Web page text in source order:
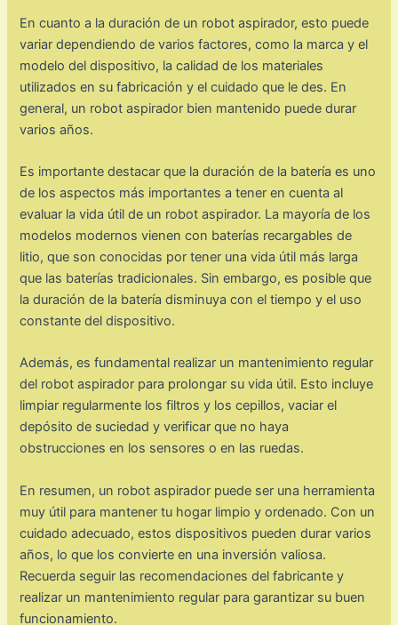
En cuanto a la duración de un robot aspirador, esto puede
variar dependiendo de varios factores, como la marca y el
modelo del dispositivo, la calidad de los materiales
utilizados en su fabricación y el cuidado que le des. En
general, un robot aspirador bien mantenido puede durar
varios años.
Es importante destacar que la duración de la batería es uno
de los aspectos más importantes a tener en cuenta al
evaluar la vida útil de un robot aspirador. La mayoría de los
modelos modernos vienen con baterías recargables de
litio, que son conocidas por tener una vida útil más larga
que las baterías tradicionales. Sin embargo, es posible que
la duración de la batería disminuya con el tiempo y el uso
constante del dispositivo.
Además, es fundamental realizar un mantenimiento regular
del robot aspirador para prolongar su vida útil. Esto incluye
limpiar regularmente los filtros y los cepillos, vaciar el
depósito de suciedad y verificar que no haya
obstrucciones en los sensores o en las ruedas.
En resumen, un robot aspirador puede ser una herramienta
muy útil para mantener tu hogar limpio y ordenado. Con un
cuidado adecuado, estos dispositivos pueden durar varios
años, lo que los convierte en una inversión valiosa.
Recuerda seguir las recomendaciones del fabricante y
realizar un mantenimiento regular para garantizar su buen
funcionamiento.